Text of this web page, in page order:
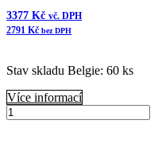
3377 Kč vč. DPH
2791 Kč bez DPH
Stav skladu Belgie: 60 ks
Více informací
B080067